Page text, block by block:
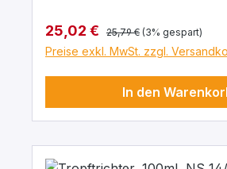
Verkaufspreis:
25,02 € Regulärer Preis:
25,79 € (3% gespart)
Preise exkl. MwSt. zzgl.
In den